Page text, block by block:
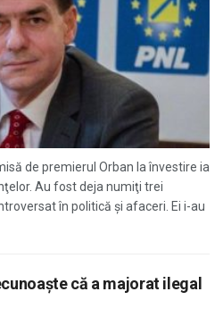
de premierul Orban la învestire ia
Au fost deja numiţi trei
în politică şi afaceri. Ei i-au
că a majorat ilegal